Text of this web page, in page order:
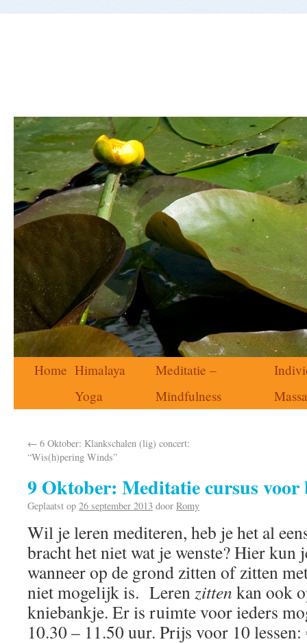
Home Himalaya
Yoga
Meditatie –
Mindfulness
← 6 Oktober: Klankschalen (lig) concert:
“Wis(h)pering Winds”
9 Oktober: Meditatie cursus voor
Geplaatst op 26 september 2013 door Romy
Wil je leren mediteren, heb je het al
bracht het niet wat je wenste? Hier kun
wanneer op de grond zitten of zitten
niet mogelijk is. Lerenzitten kan ook
kniebankje. Er is ruimte voor ieders
10.30 – 11.50 uur. Prijs voor 10